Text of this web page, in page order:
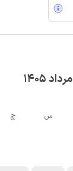
مرداد 1405
س چ